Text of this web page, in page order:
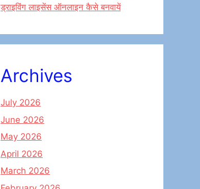
ड्राइविंग लाइसेंस ऑनलाइन कैसे बनवायें
Archives
July 2026
June 2026
May 2026
April 2026
March 2026